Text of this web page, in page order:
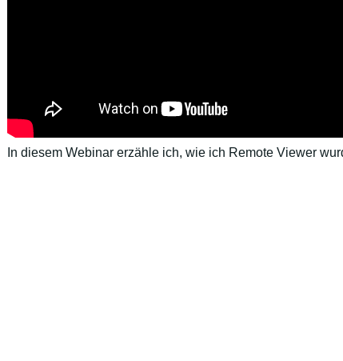
In diesem Webinar erzähle ich, wie ich Remote Viewer